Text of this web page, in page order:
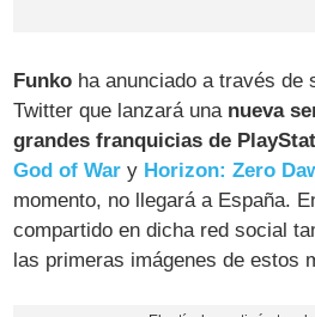
Funko ha anunciado a través de
Twitter que lanzará una nueva
grandes franquicias de
God of War y Horizon: Zero
momento, no llegará a España.
compartido en dicha red social
las primeras imágenes de estos